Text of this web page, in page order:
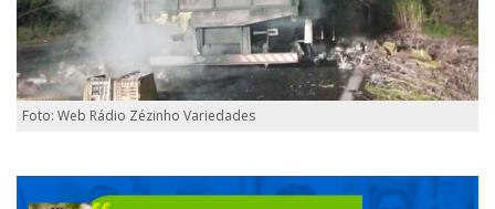
Foto: Web Rádio Zézinho Variedades